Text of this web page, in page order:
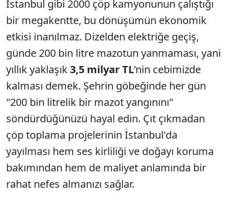
İstanbul gibi 2000 çöp kamyonunun çalıştığı
bir megakentte, bu dönüşümün ekonomik
etkisi inanılmaz. Dizelden elektriğe geçiş,
günde 200 bin litre mazotun yanmaması, yani
yıllık yaklaşık3,5 milyar TL’nin cebimizde
kalması demek. Şehrin göbeğinde her gün
"200 bin litrelik bir mazot yangınını"
söndürdüğünüzü hayal edin. Çıt çıkmadan
çöp toplama projelerinin İstanbul'da
yayılması hem ses kirliliği ve doğayı koruma
bakımından hem de maliyet anlamında bir
rahat nefes almanızı sağlar.